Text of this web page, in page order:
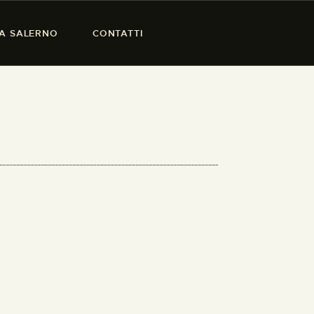
SALERNO CONTATTI